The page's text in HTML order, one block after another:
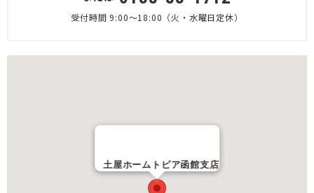
受付時間 9:00～18:00（火・水曜日定休）
土屋ホームトピア函館支店